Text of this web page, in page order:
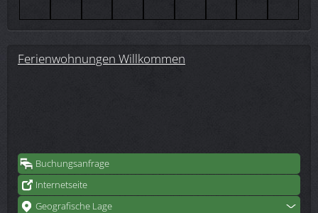
Ferienwohnungen Willkommen
Buchungsanfrage
Internetseite
Geografische Lage